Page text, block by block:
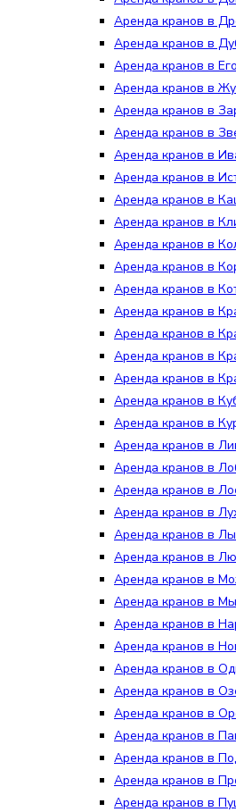
Аренда кранов в
Аренда кранов в
Аренда кранов в
Аренда кранов в
Аренда кранов в
Аренда кранов в
Аренда кранов в
Аренда кранов в
Аренда кранов в
Аренда кранов в
Аренда кранов в
Аренда кранов в
Аренда кранов в
Аренда кранов в
Аренда кранов в
Аренда кранов в
Аренда кранов в
Аренда кранов в
Аренда кранов в
Аренда кранов в
Аренда кранов в
Аренда кранов в
Аренда кранов в
Аренда кранов в
Аренда кранов в
Аренда кранов в
Аренда кранов в
Аренда кранов в
Аренда кранов в
Аренда кранов в
Аренда кранов в
Аренда кранов в
Аренда кранов в
Аренда кранов в
Аренда кранов в
Аренда кранов в